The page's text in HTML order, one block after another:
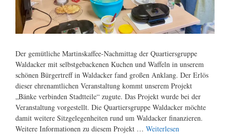
Der gemütliche Martinskaffee-Nachmittag der Quartiersgruppe
Waldacker mit selbstgebackenen Kuchen und Waffeln in unserem
schönen Bürgertreff in Waldacker fand großen Anklang. Der Erlös
dieser ehrenamtlichen Veranstaltung kommt unserem Projekt
„Bänke verbinden Stadtteile“ zugute. Das Projekt wurde bei der
Veranstaltung vorgestellt. Die Quartiersgruppe Waldacker möchte
damit weitere Sitzgelegenheiten rund um Waldacker finanzieren.
Weitere Informationen zu diesem Projekt … Weiterlesen